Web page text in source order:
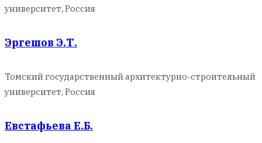
университет, Россия
Эргешов Э.Т.
Томский государственный архитектурно-строительный
университет, Россия
Евстафьева Е.Б.